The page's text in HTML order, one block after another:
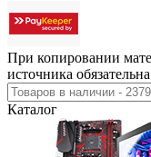
При копировании
источника
Каталог